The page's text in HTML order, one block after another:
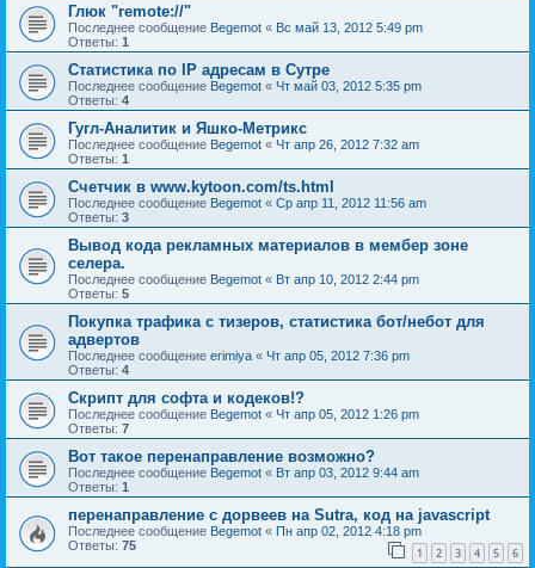
Глюк "remote://"
Последнее сообщение Begemot « Вс май 13, 2012 5:49 pm
Ответы: 1
Статистика по IP адресам в Сутре
Последнее сообщение Begemot « Чт май 03, 2012 5:35 pm
Ответы: 4
Гугл-Аналитик и Яшко-Метрикс
Последнее сообщение Begemot « Чт апр 26, 2012 7:32 am
Ответы: 1
Счетчик в www.kytoon.com/ts.html
Последнее сообщение Begemot « Ср апр 11, 2012 11:56 am
Ответы: 3
Вывод кода рекламных материалов в мембер зоне
селера.
Последнее сообщение Begemot « Вт апр 10, 2012 2:44 pm
Ответы: 5
Покупка трафика с тизеров, статистика бот/небот для
адвертов
Последнее сообщение erimiya « Чт апр 05, 2012 7:36 pm
Ответы: 4
Скрипт для софта и кодеков!?
Последнее сообщение Begemot « Чт апр 05, 2012 1:26 pm
Ответы: 7
Вот такое перенаправление возможно?
Последнее сообщение Begemot « Вт апр 03, 2012 9:44 am
Ответы: 1
перенаправление с дорвеев на Sutra, код на javascript
Последнее сообщение Begemot « Пн апр 02, 2012 4:18 pm
Ответы: 75 1 2 3 4 5 6